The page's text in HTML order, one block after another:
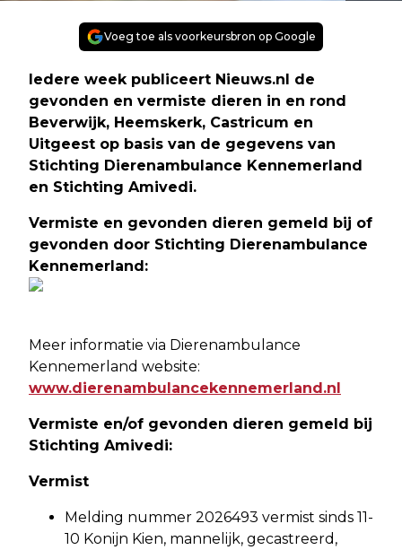
Voeg toe als voorkeursbron op Google
Iedere week publiceert Nieuws.nl de
gevonden en vermiste dieren in en rond
Beverwijk, Heemskerk, Castricum en
Uitgeest op basis van de gegevens van
Stichting Dierenambulance Kennemerland
en Stichting Amivedi.
Vermiste en gevonden dieren gemeld bij of
gevonden door Stichting Dierenambulance
Kennemerland:
Meer informatie via Dierenambulance
Kennemerland website:
www.dierenambulancekennemerland.nl
Vermiste en/of gevonden dieren gemeld bij
Stichting Amivedi:
Vermist
Melding nummer 2026493 vermist sinds 11-
10 Konijn Kien, mannelijk, gecastreerd,